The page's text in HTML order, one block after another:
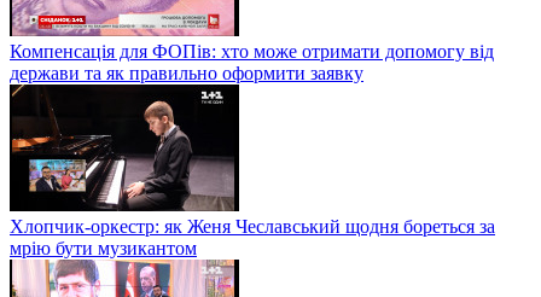
Компенсація для ФОПів: хто може отримати допомогу від
держави та як правильно оформити заявку
Хлопчик-оркестр: як Женя Чеславський щодня бореться за
мрію бути музикантом